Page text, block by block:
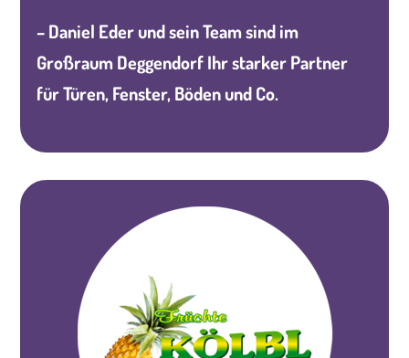
– Daniel Eder und sein Team sind im
Großraum Deggendorf Ihr starker Partner
für Türen, Fenster, Böden und Co.